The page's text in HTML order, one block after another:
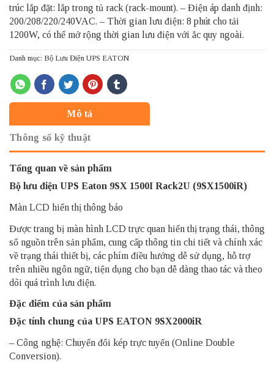
trúc lắp đặt: lắp trong tủ rack (rack-mount). – Điện áp danh định:
200/208/220/240VAC. – Thời gian lưu điện: 8 phút cho tải
1200W, có thể mở rộng thời gian lưu điện với ắc quy ngoài.
Danh mục: Bộ Lưu Điện UPS EATON
Mô tả
Thông số kỹ thuật
Tổng quan về sản phẩm
Bộ lưu điện UPS Eaton 9SX 1500I Rack2U (9SX1500iR)
Màn LCD hiển thị thông báo
Được trang bị màn hình LCD trực quan hiển thị trạng thái, thông
số nguồn trên sản phẩm, cung cấp thông tin chi tiết và chính xác
về trạng thái thiết bị, các phím điều hướng dễ sử dụng, hỗ trợ
trên nhiều ngôn ngữ, tiện dụng cho bạn dễ dàng thao tác và theo
dõi quá trình lưu điện.
Đặc điểm của sản phẩm
Đặc tính chung của UPS EATON 9SX2000iR
– Công nghệ: Chuyển đổi kép trực tuyến (Online Double
Conversion).